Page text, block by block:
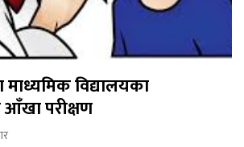
विद्यालयका
आँखा परीक्षण